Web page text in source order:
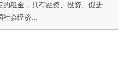
租金，具有融资、投资、促进
社会经济...